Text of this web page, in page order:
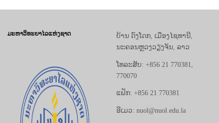
ມະຫາວິທະຍາໄລແຫ່ງຊາດ
ບ້ານ ດົງໂດກ, ເມືອງໄຊທານີ,
ນະຄອນຫຼວງວຽງຈັນ, ລາວ
ໂທລະສັບ: +856 21 770381,
770070
ແຟັກ: +856 21 770381
ອີເມວ: nuol@nuol.edu.la